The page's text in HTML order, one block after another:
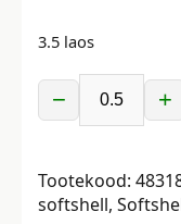
3.5 laos
−
Softshell
kogus
+
Tootekood:
softshell,